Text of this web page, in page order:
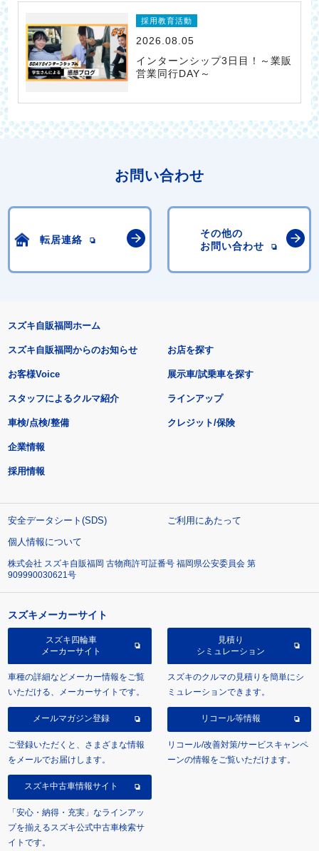
採用教育活動
2026.08.05
インターンシップ3日目！～業販
営業同行DAY～
お問い合わせ
転居連絡
その他の
お問い合わせ
スズキ自販福岡ホーム
スズキ自販福岡からのお知らせ
お客様Voice
スタッフによるクルマ紹介
お店を探す
展示車/試乗車を探す
ラインアップ
車検/点検/整備 クレジット/保険
企業情報
採用情報
安全データシート(SDS)
ご利用にあたって
個人情報について
株式会社 スズキ自販福岡 古物商許可証番号 福岡県公安委員会 第
909990030621号
スズキメーカーサイト
スズキ四輪車
メーカーサイト
車種の詳細などメーカー情報をご覧
いただける、メーカーサイトです。
見積り
シミュレーション
スズキのクルマの見積りを簡単にシ
ミュレーションできます。
メールマガジン登録
ご登録いただくと、さまざまな情報
をメールでお届けします。
リコール等情報
リコール/改善対策/サービスキャンペ
ーンの情報をご覧いただけます。
スズキ中古車情報サイト
「安心・納得・充実」なラインアッ
プを揃えるスズキ公式中古車検索サ
イトです。